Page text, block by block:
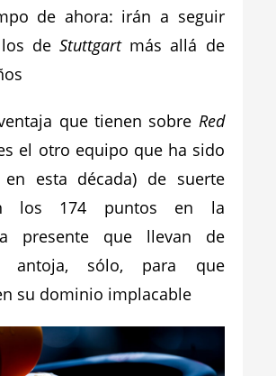
de ahora: irán a seguir
deStuttgart más allá de
que tienen sobre Red
el otro equipo que ha sido
en esta década) de suerte
los 174 puntos en la
presente que llevan de
antoja, sólo, para que
su dominio implacable